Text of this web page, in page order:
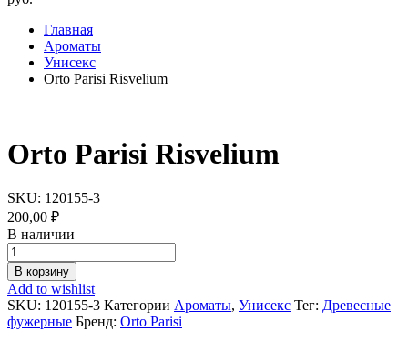
Главная
Ароматы
Унисекс
Orto Parisi Risvelium
Orto Parisi Risvelium
SKU: 120155-3
200,00 ₽
В наличии
Orto
Parisi
Risvelium
quantity
В корзину
Add to wishlist
SKU: 120155-3 Категории Ароматы, Унисекс Тег: Древесные
фужерные Бренд: Orto Parisi